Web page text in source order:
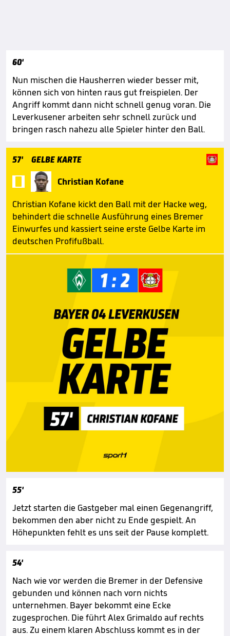
60'
Nun mischen die Hausherren wieder besser mit,
können sich von hinten raus gut freispielen. Der
Angriff kommt dann nicht schnell genug voran. Die
Leverkusener arbeiten sehr schnell zurück und
bringen rasch nahezu alle Spieler hinter den Ball.
57' GELBE KARTE
Christian Kofane
Christian Kofane kickt den Ball mit der Hacke weg,
behindert die schnelle Ausführung eines Bremer
Einwurfes und kassiert seine erste Gelbe Karte im
deutschen Profifußball.
55'
Jetzt starten die Gastgeber mal einen Gegenangriff,
bekommen den aber nicht zu Ende gespielt. An
Höhepunkten fehlt es uns seit der Pause komplett.
54'
Nach wie vor werden die Bremer in der Defensive
gebunden und können nach vorn nichts
unternehmen. Bayer bekommt eine Ecke
zugesprochen. Die führt Alex Grimaldo auf rechts
aus. Zu einem klaren Abschluss kommt es in der